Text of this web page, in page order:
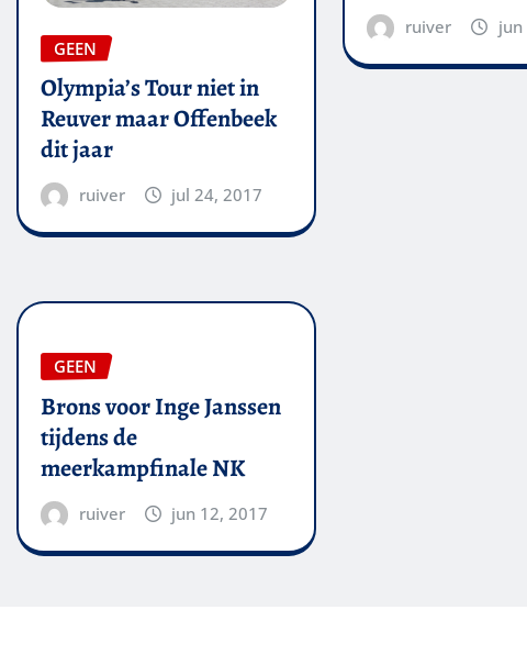
GEEN
Olympia’s Tour niet in
Reuver maar Offenbeek
dit jaar
ruiver jul 24, 2017
ruiver
jun
GEEN
Brons voor Inge Janssen
tijdens de
meerkampfinale NK
ruiver jun 12, 2017